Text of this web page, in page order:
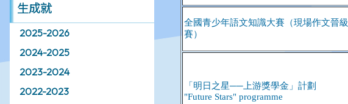
生成就
2025-2026
2024-2025
2023-2024
2022-2023